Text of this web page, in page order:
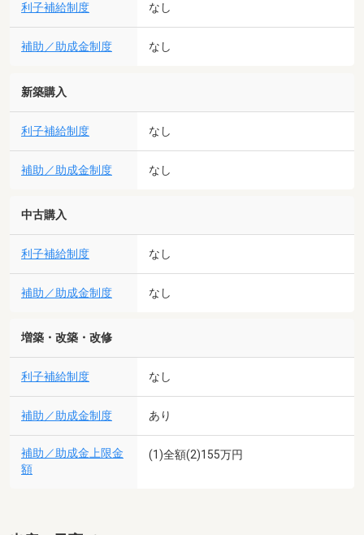
利子補給制度 なし
補助／助成金制度 なし
新築購入
利子補給制度 なし
補助／助成金制度 なし
中古購入
利子補給制度 なし
補助／助成金制度 なし
増築・改築・改修
利子補給制度 なし
補助／助成金制度 あり
補助／助成金上限金
額
(1)全額(2)155万円